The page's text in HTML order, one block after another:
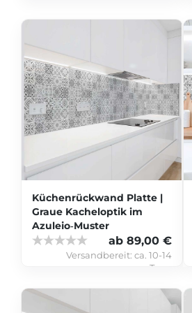
Küchenrückwand Platte |
Graue Kacheloptik im
Azulejo‑Muster
ab 89,00 €
Versandbereit: ca. 10-14
Tage